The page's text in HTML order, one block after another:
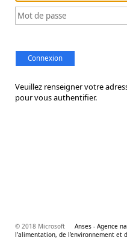
Connexion
Veuillez renseigner votre
pour vous authentifier.
© 2018 Microsoft
Anses - Agence
l’alimentation, de l’environnement et